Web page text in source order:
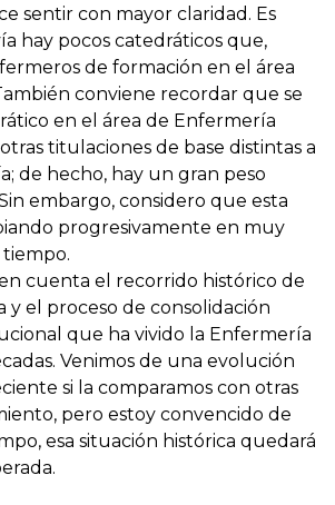
sentir con mayor claridad. Es
hay pocos catedráticos que,
de formación en el área
conviene recordar que se
en el área de Enfermería
titulaciones de base distintas a
de hecho, hay un gran peso
embargo, considero que esta
progresivamente en muy
cuenta el recorrido histórico de
y el proceso de consolidación
que ha vivido la Enfermería
Venimos de una evolución
si la comparamos con otras
pero estoy convencido de
esa situación histórica quedará